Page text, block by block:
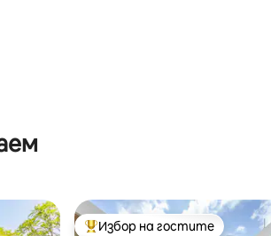
Избор на гостите